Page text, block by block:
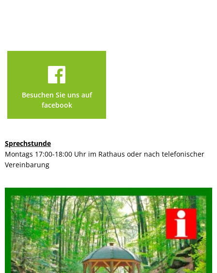
Besuchen Sie uns auf
facebook
Sprechstunde
Montags 17:00-18:00 Uhr im Rathaus oder nach telefonischer
Vereinbarung